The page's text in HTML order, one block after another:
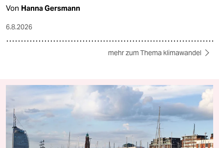
Von Hanna Gersmann
6.8.2026
mehr zum Thema klimawandel